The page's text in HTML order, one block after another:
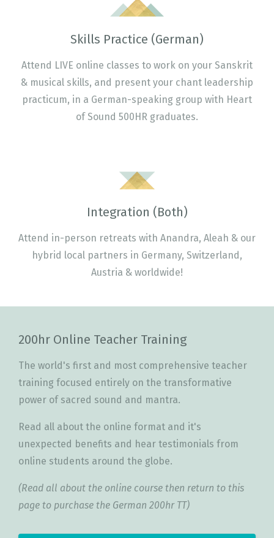
Skills Practice (German)
Attend LIVE online classes to work on your Sanskrit
& musical skills, and present your chant leadership
practicum, in a German-speaking group with Heart
of Sound 500HR graduates.
Integration (Both)
Attend in-person retreats with Anandra, Aleah & our
hybrid local partners in Germany, Switzerland,
Austria & worldwide!
200hr Online Teacher Training
The world's first and most comprehensive teacher
training focused entirely on the transformative
power of sacred sound and mantra.
Read all about the online format and it's
unexpected benefits and hear testimonials from
online students around the globe.
(Read all about the online course then return to this
page to purchase the German 200hr TT)